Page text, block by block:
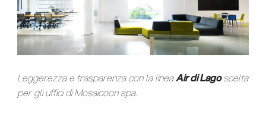
Leggerezza e trasparenza con la lineaAir di Lagoscelta
per gli uffici di Mosaicoon spa.